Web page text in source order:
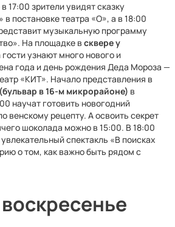
в 17:00 зрители увидят сказку
постановке театра «О», а в 18:00
музыкальную программу
На площадке в сквере у
гости узнают много нового и
года и день рождения Деда Мороза —
«КИТ». Начало представления в
в 16-м микрорайоне) в
научат готовить новогодний
венскому рецепту. А освоить секрет
шоколада можно в 15:00. В 18:00
спектакль «В поисках
о том, как важно быть рядом с